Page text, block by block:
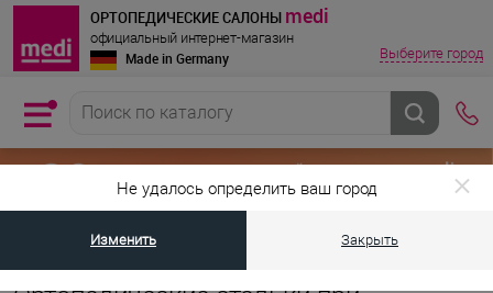
Не удалось определить ваш город
Изменить Закрыть
ОРТОПЕДИЧЕСКИЕ САЛОНЫ medi
официальный интернет-магазин
Made in Germany Выберите город
Главная страница • Ортопедические стельки при